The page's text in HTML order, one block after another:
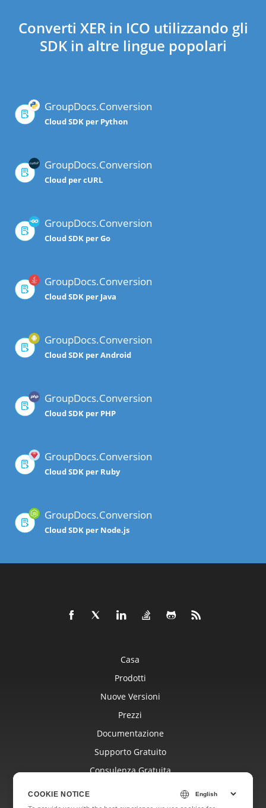
Converti XER in ICO utilizzando gli
SDK in altre lingue popolari
GroupDocs.Conversion
Cloud SDK per Python
GroupDocs.Conversion
Cloud per cURL
GroupDocs.Conversion
Cloud SDK per Go
GroupDocs.Conversion
Cloud SDK per Java
GroupDocs.Conversion
Cloud SDK per Android
GroupDocs.Conversion
Cloud SDK per PHP
GroupDocs.Conversion
Cloud SDK per Ruby
GroupDocs.Conversion
Cloud SDK per Node.js
Casa
Prodotti
Nuove Versioni
Prezzi
Documentazione
Supporto Gratuito
Consulenza Gratuita
COOKIE NOTICE